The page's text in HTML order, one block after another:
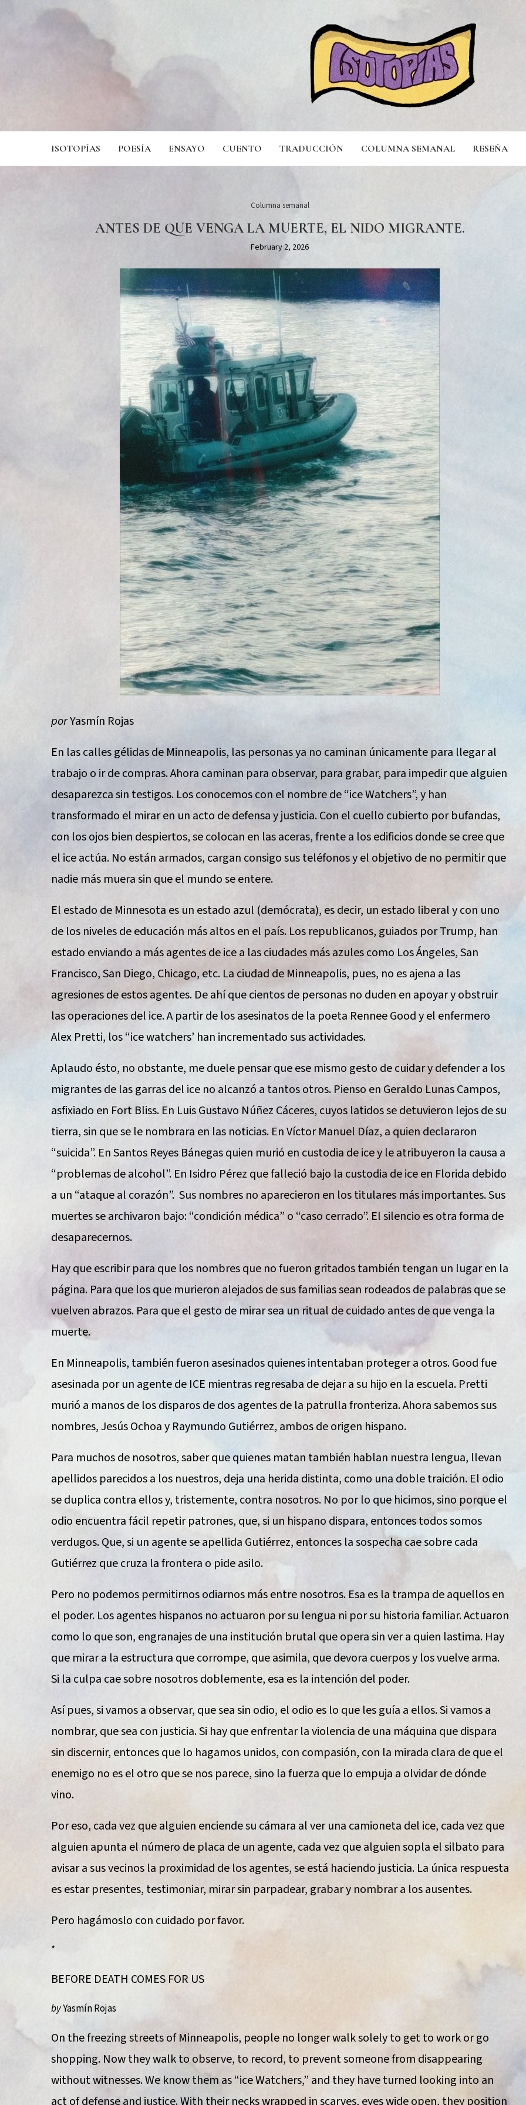
ISOTOPÍAS POESÍA ENSAYO CUENTO TRADUCCIÓN COLUMNA SEMANAL RESEÑA
Columna semanal
ANTES DE QUE VENGA LA MUERTE, EL NIDO MIGRANTE.
February 2, 2026
porYasmín Rojas
En las calles gélidas de Minneapolis, las personas ya no caminan únicamente para llegar al
trabajo o ir de compras. Ahora caminan para observar, para grabar, para impedir que alguien
desaparezca sin testigos. Los conocemos con el nombre de “ice Watchers”, y han
transformado el mirar en un acto de defensa y justicia. Con el cuello cubierto por bufandas,
con los ojos bien despiertos, se colocan en las aceras, frente a los edificios donde se cree que
el ice actúa. No están armados, cargan consigo sus teléfonos y el objetivo de no permitir que
nadie más muera sin que el mundo se entere.
El estado de Minnesota es un estado azul (demócrata), es decir, un estado liberal y con uno
de los niveles de educación más altos en el país. Los republicanos, guiados por Trump, han
estado enviando a más agentes de ice a las ciudades más azules como Los Ángeles, San
Francisco, San Diego, Chicago, etc. La ciudad de Minneapolis, pues, no es ajena a las
agresiones de estos agentes. De ahí que cientos de personas no duden en apoyar y obstruir
las operaciones del ice. A partir de los asesinatos de la poeta Rennee Good y el enfermero
Alex Pretti, los “ice watchers’ han incrementado sus actividades.
Aplaudo ésto, no obstante, me duele pensar que ese mismo gesto de cuidar y defender a los
migrantes de las garras del ice no alcanzó a tantos otros. Pienso en Geraldo Lunas Campos,
asfixiado en Fort Bliss. En Luis Gustavo Núñez Cáceres, cuyos latidos se detuvieron lejos de su
tierra, sin que se le nombrara en las noticias. En Víctor Manuel Díaz, a quien declararon
“suicida”. En Santos Reyes Bánegas quien murió en custodia de ice y le atribuyeron la causa a
“problemas de alcohol”. En Isidro Pérez que falleció bajo la custodia de ice en Florida debido
a un “ataque al corazón”. Sus nombres no aparecieron en los titulares más importantes. Sus
muertes se archivaron bajo: “condición médica” o “caso cerrado”. El silencio es otra forma de
desaparecernos.
Hay que escribir para que los nombres que no fueron gritados también tengan un lugar en la
página. Para que los que murieron alejados de sus familias sean rodeados de palabras que se
vuelven abrazos. Para que el gesto de mirar sea un ritual de cuidado antes de que venga la
muerte.
En Minneapolis, también fueron asesinados quienes intentaban proteger a otros. Good fue
asesinada por un agente de ICE mientras regresaba de dejar a su hijo en la escuela. Pretti
murió a manos de los disparos de dos agentes de la patrulla fronteriza. Ahora sabemos sus
nombres, Jesús Ochoa y Raymundo Gutiérrez, ambos de origen hispano.
Para muchos de nosotros, saber que quienes matan también hablan nuestra lengua, llevan
apellidos parecidos a los nuestros, deja una herida distinta, como una doble traición. El odio
se duplica contra ellos y, tristemente, contra nosotros. No por lo que hicimos, sino porque el
odio encuentra fácil repetir patrones, que, si un hispano dispara, entonces todos somos
verdugos. Que, si un agente se apellida Gutiérrez, entonces la sospecha cae sobre cada
Gutiérrez que cruza la frontera o pide asilo.
Pero no podemos permitirnos odiarnos más entre nosotros. Esa es la trampa de aquellos en
el poder. Los agentes hispanos no actuaron por su lengua ni por su historia familiar. Actuaron
como lo que son, engranajes de una institución brutal que opera sin ver a quien lastima. Hay
que mirar a la estructura que corrompe, que asimila, que devora cuerpos y los vuelve arma.
Si la culpa cae sobre nosotros doblemente, esa es la intención del poder.
Así pues, si vamos a observar, que sea sin odio, el odio es lo que les guía a ellos. Si vamos a
nombrar, que sea con justicia. Si hay que enfrentar la violencia de una máquina que dispara
sin discernir, entonces que lo hagamos unidos, con compasión, con la mirada clara de que el
enemigo no es el otro que se nos parece, sino la fuerza que lo empuja a olvidar de dónde
vino.
Por eso, cada vez que alguien enciende su cámara al ver una camioneta del ice, cada vez que
alguien apunta el número de placa de un agente, cada vez que alguien sopla el silbato para
avisar a sus vecinos la proximidad de los agentes, se está haciendo justicia. La única respuesta
es estar presentes, testimoniar, mirar sin parpadear, grabar y nombrar a los ausentes.
Pero hagámoslo con cuidado por favor.
*
BEFORE DEATH COMES FOR US
byYasmín Rojas
On the freezing streets of Minneapolis, people no longer walk solely to get to work or go
shopping. Now they walk to observe, to record, to prevent someone from disappearing
without witnesses. We know them as “ice Watchers,” and they have turned looking into an
act of defense and justice. With their necks wrapped in scarves, eyes wide open, they position